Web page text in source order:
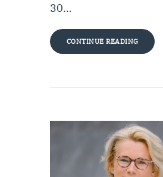
30…
CONTINUE READING